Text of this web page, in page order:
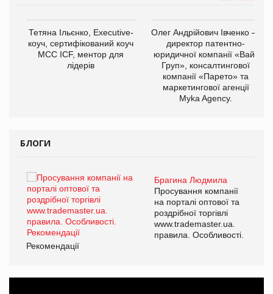
Тетяна Ільєнко, Executive-
коуч, сертифікований коуч
МСС ICF, ментор для
лідерів
Олег Андрійович Івченко —
директор патентно-
юридичної компанії «Вайз
Груп», консалтингової
компанії «Парето» та
маркетингової агенції
Myka Agency.
БЛОГИ
Брагина Людмила
Просування компанії
на порталі оптової та
роздрібної торгівлі
www.trademaster.ua.
правила. Особливості.
Рекомендації